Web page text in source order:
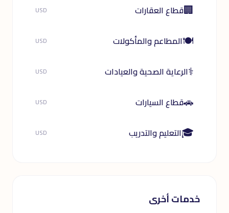
🏢قطاع العقارات USD
🍽️المطاعم والمأكولات USD
⚕️الرعاية الصحية والعيادات USD
🚗قطاع السيارات USD
🎓التعليم والتدريب USD
خدمات أخرى